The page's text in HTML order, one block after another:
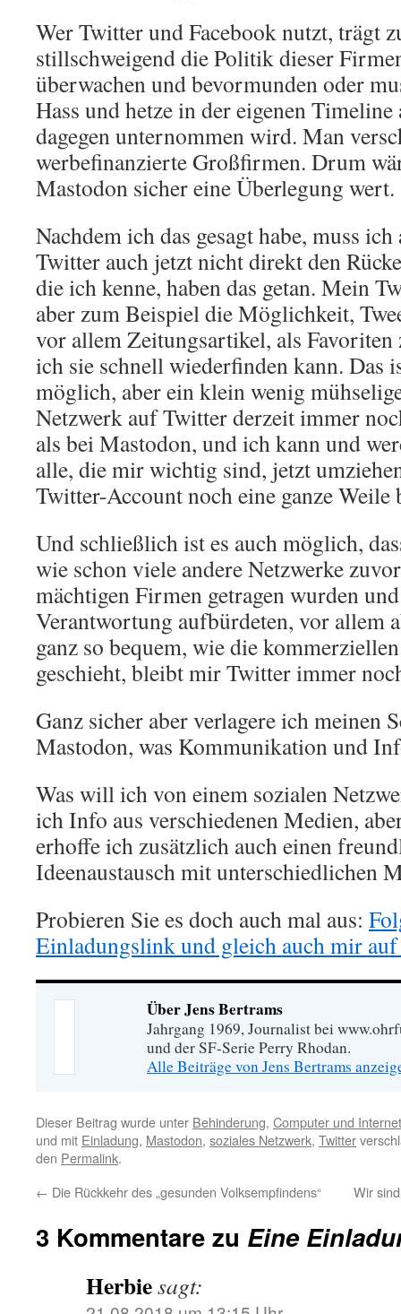
Wer Twitter und Facebook nutzt, trägt
stillschweigend die Politik dieser
überwachen und bevormunden oder
Hass und hetze in der eigenen
dagegen unternommen wird. Man
werbefinanzierte Großfirmen. Drum
Mastodon sicher eine Überlegung wert.
Nachdem ich das gesagt habe, muss
Twitter auch jetzt nicht direkt den
die ich kenne, haben das getan. Mein
aber zum Beispiel die Möglichkeit,
vor allem Zeitungsartikel, als Favoriten
ich sie schnell wiederfinden kann. Das
möglich, aber ein klein wenig
Netzwerk auf Twitter derzeit immer
als bei Mastodon, und ich kann und
alle, die mir wichtig sind, jetzt
Twitter-Account noch eine ganze Weile
Und schließlich ist es auch möglich,
wie schon viele andere Netzwerke
mächtigen Firmen getragen wurden
Verantwortung aufbürdeten, vor allem
ganz so bequem, wie die
geschieht, bleibt mir Twitter immer
Ganz sicher aber verlagere ich meinen
Mastodon, was Kommunikation und
Was will ich von einem sozialen
ich Info aus verschiedenen Medien,
erhoffe ich zusätzlich auch einen
Ideenaustausch mit unterschiedlichen
Probieren Sie es doch auch mal aus:
Einladungslink und gleich auch mir
Über Jens Bertrams
Jahrgang 1969, Journalist bei
und der SF-Serie Perry Rhodan.
Alle Beiträge von Jens Bertrams
Dieser Beitrag wurde unter Behinderung, Computer und Internet
und mit Einladung, Mastodon, soziales Netzwerk, Twitter
den Permalink.
← Die Rückkehr des „gesunden Volksempfindens“ Wir
3 Kommentare zu Eine
Herbiesagt: